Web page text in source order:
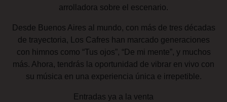
arrolladora sobre el escenario.
Desde Buenos Aires al mundo, con más de tres décadas
de trayectoria, Los Cafres han marcado generaciones
con himnos como “Tus ojos”, “De mi mente”, y muchos
más. Ahora, tendrás la oportunidad de vibrar en vivo con
su música en una experiencia única e irrepetible.
Entradas ya a la venta